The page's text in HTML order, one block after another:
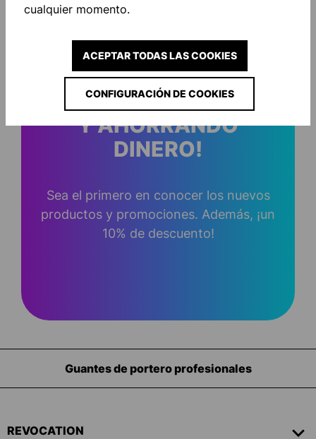
¡SIEMPRE INFORMADO
Y AHORRANDO
DINERO!
Sea el primero en conocer los nuevos
productos y promociones. Además, ¡un
10% de descuento!
Guantes de portero profesionales
REVOCATION
cualquier momento.
CONFIGURACIÓN DE COOKIES
ACEPTAR TODAS LAS COOKIES